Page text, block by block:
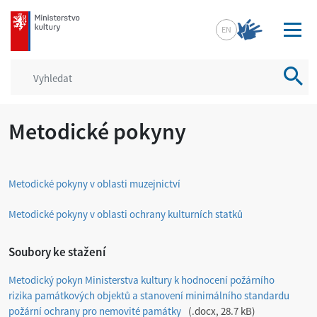
mkcr.cz
EN
Metodické pokyny
Metodické pokyny v oblasti muzejnictví
Metodické pokyny v oblasti ochrany kulturních statků
Soubory ke stažení
Metodický pokyn Ministerstva kultury k hodnocení požárního
rizika památkových objektů a stanovení minimálního standardu
požární ochrany pro nemovité památky
.docx, 28.7 kB